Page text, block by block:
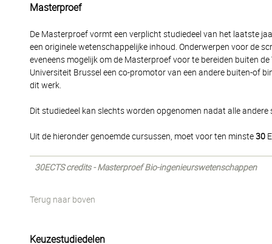
Masterproef
De Masterproef vormt een verplicht studiedeel van het laatste
een originele wetenschappelijke inhoud. Onderwerpen voor de
eveneens mogelijk om de Masterproef voor te bereiden buiten
Universiteit Brussel een co-promotor van een andere buiten-of
dit werk.
Dit studiedeel kan slechts worden opgenomen nadat alle
Uit de hieronder genoemde cursussen, moet voor ten minste30
30ECTS credits - Masterproef Bio-ingenieurswetenschappen
Terug naar boven
Keuzestudiedelen